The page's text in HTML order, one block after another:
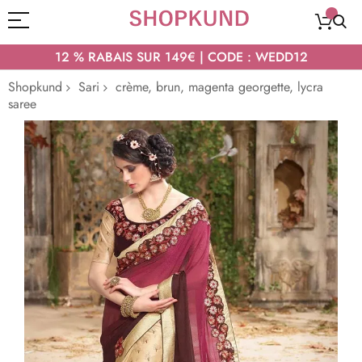
12 % RABAIS SUR 149€ | CODE : WEDD12
Shopkund
Sari
crème, brun, magenta georgette, lycra
saree
Passer
à
la
fin
de
galerie
d’images